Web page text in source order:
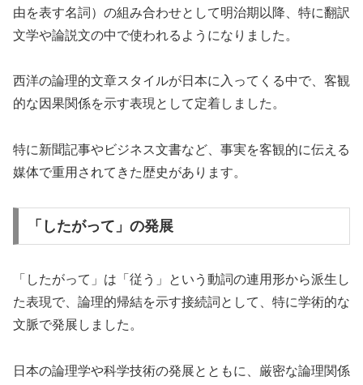
由を表す名詞）の組み合わせとして明治期以降、特に翻訳
文学や論説文の中で使われるようになりました。
西洋の論理的文章スタイルが日本に入ってくる中で、客観
的な因果関係を示す表現として定着しました。
特に新聞記事やビジネス文書など、事実を客観的に伝える
媒体で重用されてきた歴史があります。
「したがって」の発展
「したがって」は「従う」という動詞の連用形から派生し
た表現で、論理的帰結を示す接続詞として、特に学術的な
文脈で発展しました。
日本の論理学や科学技術の発展とともに、厳密な論理関係